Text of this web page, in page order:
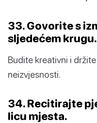
33. Govorite s
sljedećem krugu.
Budite kreativni i
neizvjesnosti.
34. Recitirajte
licu mjesta.